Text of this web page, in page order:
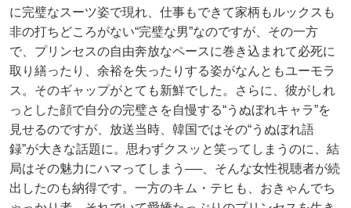
に完璧なスーツ姿で現れ、仕事もできて家柄もルックスも
非の打ちどころがない“完璧な男”なのですが、その一方
で、プリンセスの自由奔放なペースに巻き込まれて必死に
取り繕ったり、余裕を失ったりする姿がなんともユーモラ
ス。そのギャップがとても新鮮でした。さらに、彼がしれ
っとした顔で自分の完璧さを自慢する“うぬぼれキャラ”を
見せるのですが、放送当時、韓国ではその“うぬぼれ語
録”が大きな話題に。思わずクスッと笑ってしまうのに、結
局はその魅力にハマってしまう──、そんな女性視聴者が続
出したのも納得です。一方のキム・テヒも、おきゃんでち